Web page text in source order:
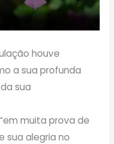
houve
a sua profunda
sua
muita prova de
sua alegria no